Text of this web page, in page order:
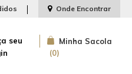
Onde Encontrar
seu
Minha Sacola
0